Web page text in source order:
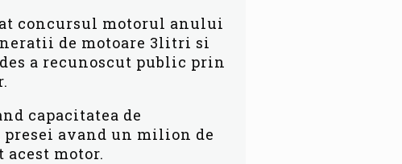
concursul motorul anului
de motoare 3litri si
a recunoscut public prin
capacitatea de
avand un milion de
motor.